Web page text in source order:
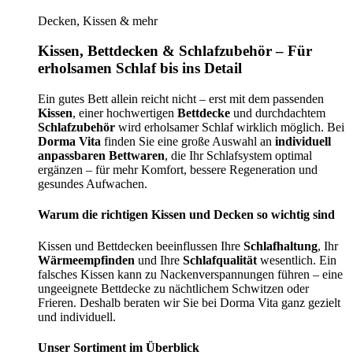
Decken, Kissen & mehr
Kissen, Bettdecken & Schlafzubehör – Für
erholsamen Schlaf bis ins Detail
Ein gutes Bett allein reicht nicht – erst mit dem passenden
Kissen, einer hochwertigen Bettdecke und durchdachtem
Schlafzubehör wird erholsamer Schlaf wirklich möglich. Bei
Dorma Vita finden Sie eine große Auswahl an individuell
anpassbaren Bettwaren, die Ihr Schlafsystem optimal
ergänzen – für mehr Komfort, bessere Regeneration und
gesundes Aufwachen.
Warum die richtigen Kissen und Decken so wichtig sind
Kissen und Bettdecken beeinflussen Ihre Schlafhaltung, Ihr
Wärmeempfinden und Ihre Schlafqualität wesentlich. Ein
falsches Kissen kann zu Nackenverspannungen führen – eine
ungeeignete Bettdecke zu nächtlichem Schwitzen oder
Frieren. Deshalb beraten wir Sie bei Dorma Vita ganz gezielt
und individuell.
Unser Sortiment im Überblick